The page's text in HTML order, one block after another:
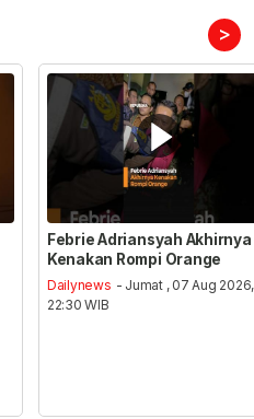
>
Febrie Adriansyah Akhirnya
Kenakan Rompi Orange
Dailynews - Jumat , 07 Aug 2026,
22:30 WIB